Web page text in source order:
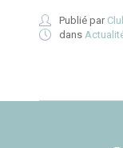
Publié par
dans